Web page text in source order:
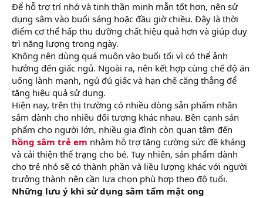
Để hỗ trợ trí nhớ và tinh thần minh mẫn tốt hơn, nên sử
dụng sâm vào buổi sáng hoặc đầu giờ chiều. Đây là thời
điểm cơ thể hấp thu dưỡng chất hiệu quả hơn và giúp duy
trì năng lượng trong ngày.
Không nên dùng quá muộn vào buổi tối vì có thể ảnh
hưởng đến giấc ngủ. Ngoài ra, nên kết hợp cùng chế độ ăn
uống lành mạnh, ngủ đủ giấc và hạn chế căng thẳng để
tăng hiệu quả sử dụng.
Hiện nay, trên thị trường có nhiều dòng sản phẩm nhân
sâm dành cho nhiều đối tượng khác nhau. Bên cạnh sản
phẩm cho người lớn, nhiều gia đình còn quan tâm đến
hồng sâm trẻ em nhằm hỗ trợ tăng cường sức đề kháng
và cải thiện thể trạng cho bé. Tuy nhiên, sản phẩm dành
cho trẻ nhỏ sẽ có thành phần và liều lượng khác với người
trưởng thành nên cần lựa chọn phù hợp theo độ tuổi.
Những lưu ý khi sử dụng sâm tẩm mật ong